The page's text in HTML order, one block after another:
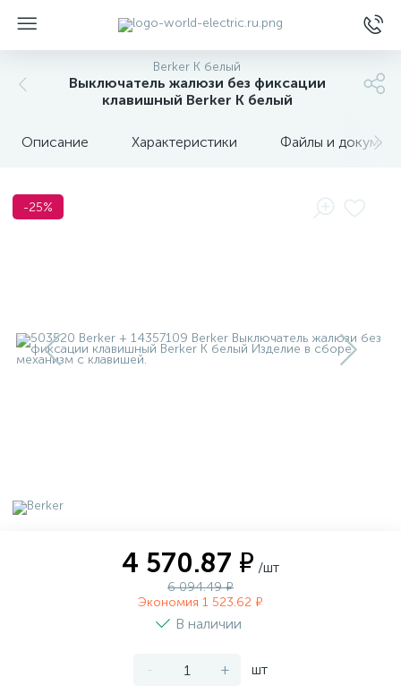
Berker K белый
Выключатель жалюзи без фиксации
клавишный Berker K белый
Описание Характеристики Файлы и
-25%
4 570.87 ₽ /шт
6 094.49 ₽
Экономия 1 523.62 ₽
В наличии
- + шт